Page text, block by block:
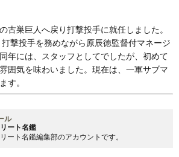
古巣巨人へ戻り打撃投手に就任しました。
撃投手を務めながら原辰徳監督付マネージ
年には、スタッフとしてでしたが、初めて
囲気を味わいました。現在は、一軍サブマ
す。
ル
ート名鑑
ート名鑑編集部のアカウントです。